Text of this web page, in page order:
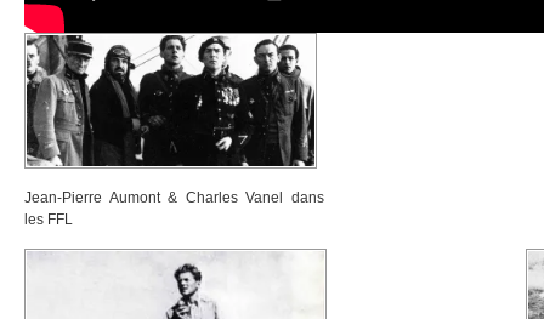
Jean-Pierre Aumont & Charles Vanel dans
les FFL